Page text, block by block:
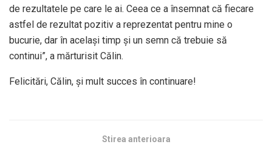
de rezultatele pe care le ai. Ceea ce a însemnat că fiecare
astfel de rezultat pozitiv a reprezentat pentru mine o
bucurie, dar în același timp și un semn că trebuie să
continui”, a mărturisit Călin.
Felicitări, Călin, şi mult succes în continuare!
Stirea anterioara